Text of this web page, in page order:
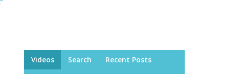
Videos Search Recent Posts